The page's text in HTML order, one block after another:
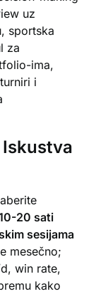
uz
sportska
za
ima,
i
20 sati
sesijama
mesečno;
win rate,
kako